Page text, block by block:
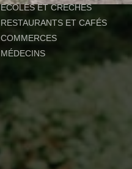
ECOLES ET CRÈCHES
RESTAURANTS ET CAFÉS
COMMERCES
MÉDECINS